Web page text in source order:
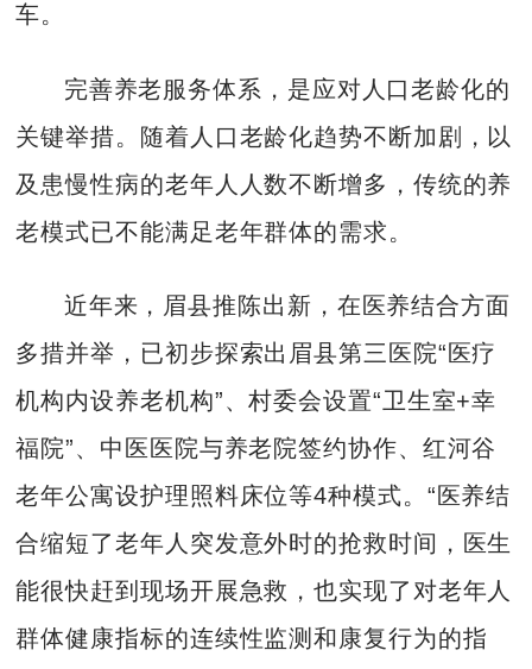
车。
完善养老服务体系，是应对人口老龄化的
关键举措。随着人口老龄化趋势不断加剧，以
及患慢性病的老年人人数不断增多，传统的养
老模式已不能满足老年群体的需求。
近年来，眉县推陈出新，在医养结合方面
多措并举，已初步探索出眉县第三医院“医疗
机构内设养老机构”、村委会设置“卫生室+幸
福院”、中医医院与养老院签约协作、红河谷
老年公寓设护理照料床位等4种模式。“医养结
合缩短了老年人突发意外时的抢救时间，医生
能很快赶到现场开展急救，也实现了对老年人
群体健康指标的连续性监测和康复行为的指